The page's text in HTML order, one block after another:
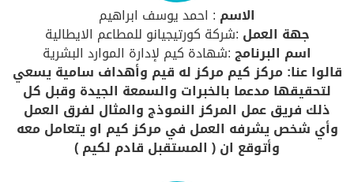
الاسم : احمد يوسف ابراهيم
جهة العمل :شركة كورتيجيانو للمطاعم الايطالية
اسم البرنامج:شهادة كيم لإدارة الموارد البشرية
قالوا عنا: مركز كيم مركز له قيم وأهداف سامية يسعي
لتحقيقها مدعما بالخبرات والسمعة الجيدة وقبل كل
ذلك فريق عمل المركز النموذج والمثال لفرق العمل
وأي شخص يشرفه العمل في مركز كيم او يتعامل معه
وأتوقع ان ( المستقبل قادم لكيم )